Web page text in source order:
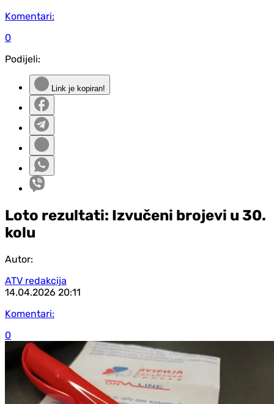
Komentari:
0
Podijeli:
Link je kopiran!
Loto rezultati: Izvučeni brojevi u 30.
kolu
Autor:
ATV redakcija
14.04.2026 20:11
Komentari:
0